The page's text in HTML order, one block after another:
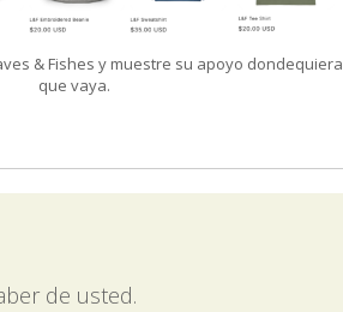
& Fishes y muestre su apoyo dondequiera
que vaya.
de usted.